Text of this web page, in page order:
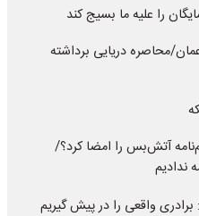
را علیه ما بسیج کند
عمان/محاصره دریایی برداشته
آتش‌بس را امضا کرد؟/
ندادیم
واقعی را در پیش گیریم